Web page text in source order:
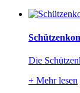
Die
+ Mehr lesen